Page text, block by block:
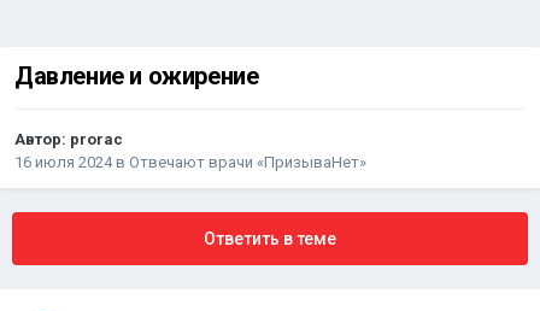
Давление и ожирение
Автор: prorac
16 июля 2024в Отвечают врачи «ПризываНет»
Ответить в теме